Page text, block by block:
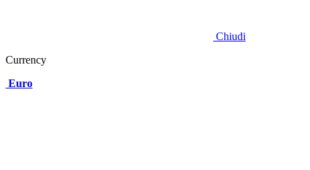
Chiudi
Currency
Euro